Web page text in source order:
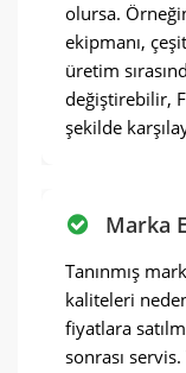
olursa.
ekipmanı,
üretim
değiştirebilir,
şekilde
Marka
Tanınmış
kaliteleri
fiyatlara
sonrası